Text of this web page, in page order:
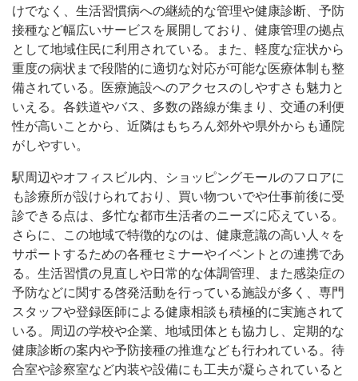
けでなく、生活習慣病への継続的な管理や健康診断、予防
接種など幅広いサービスを展開しており、健康管理の拠点
として地域住民に利用されている。また、軽度な症状から
重度の病状まで段階的に適切な対応が可能な医療体制も整
備されている。医療施設へのアクセスのしやすさも魅力と
いえる。各鉄道やバス、多数の路線が集まり、交通の利便
性が高いことから、近隣はもちろん郊外や県外からも通院
がしやすい。
駅周辺やオフィスビル内、ショッピングモールのフロアに
も診療所が設けられており、買い物ついでや仕事前後に受
診できる点は、多忙な都市生活者のニーズに応えている。
さらに、この地域で特徴的なのは、健康意識の高い人々を
サポートするための各種セミナーやイベントとの連携であ
る。生活習慣の見直しや日常的な体調管理、また感染症の
予防などに関する啓発活動を行っている施設が多く、専門
スタッフや登録医師による健康相談も積極的に実施されて
いる。周辺の学校や企業、地域団体とも協力し、定期的な
健康診断の案内や予防接種の推進なども行われている。待
合室や診察室など内装や設備にも工夫が凝らされていると